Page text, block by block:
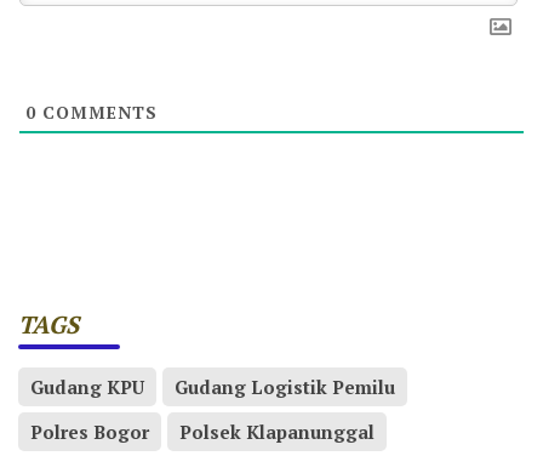
0 COMMENTS
TAGS
Gudang KPU
Gudang Logistik Pemilu
Polres Bogor
Polsek Klapanunggal